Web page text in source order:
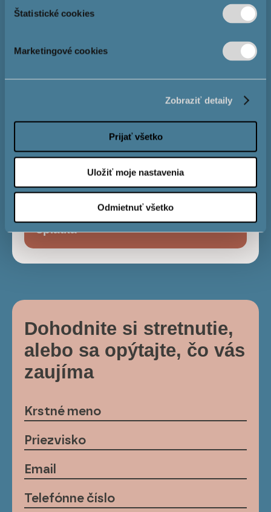
Štatistické cookies
Marketingové cookies
Zobraziť detaily
Prijať všetko
Uložiť moje nastavenia
Odmietnuť všetko
Výška hypotéky
Obdobie
splátka
€
Dohodnite si stretnutie,
alebo sa opýtajte, čo vás
zaujíma